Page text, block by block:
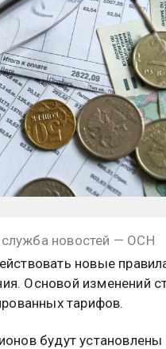
новостей — ОСН
новые
Основой изменений
тарифов.
будут